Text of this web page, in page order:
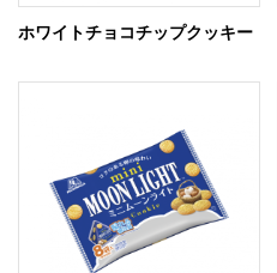
ホワイトチョコチップクッキー